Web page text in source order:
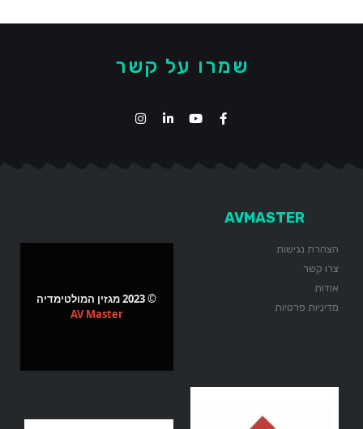
שמרו על קשר
AVMASTER
הצהרת נגישות
צרו קשר
אודות
מדיניות פרטיות
© 2023 מגזין המולטימדיה
AV Master